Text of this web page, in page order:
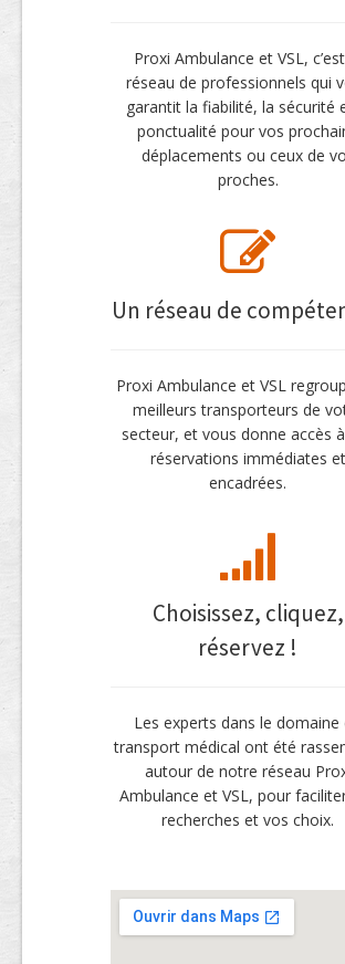
Proxi Ambulance et VSL,
réseau de professionnels qui
garantit la fiabilité, la sécurité
ponctualité pour vos
déplacements ou ceux de
proches.
Un réseau de
Proxi Ambulance et VSL
meilleurs transporteurs de
secteur, et vous donne accès
réservations immédiates et
encadrées.
Choisissez, cliquez,
réservez !
Les experts dans le domaine
transport médical ont été
autour de notre réseau
Ambulance et VSL, pour
recherches et vos choix.